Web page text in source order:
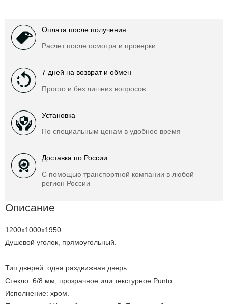
Оплата после получения
Расчет после осмотра и проверки
7 дней на возврат и обмен
Просто и без лишних вопросов
Установка
По специальным ценам в удобное время
Доставка по России
С помощью транспортной компании в любой
регион России
Описание
1200x1000x1950
Душевой уголок, прямоугольный.
Тип дверей: одна раздвижная дверь.
Стекло: 6/8 мм, прозрачное или текстурное Punto.
Исполнение: хром.